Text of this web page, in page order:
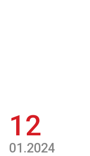
12
01.2024